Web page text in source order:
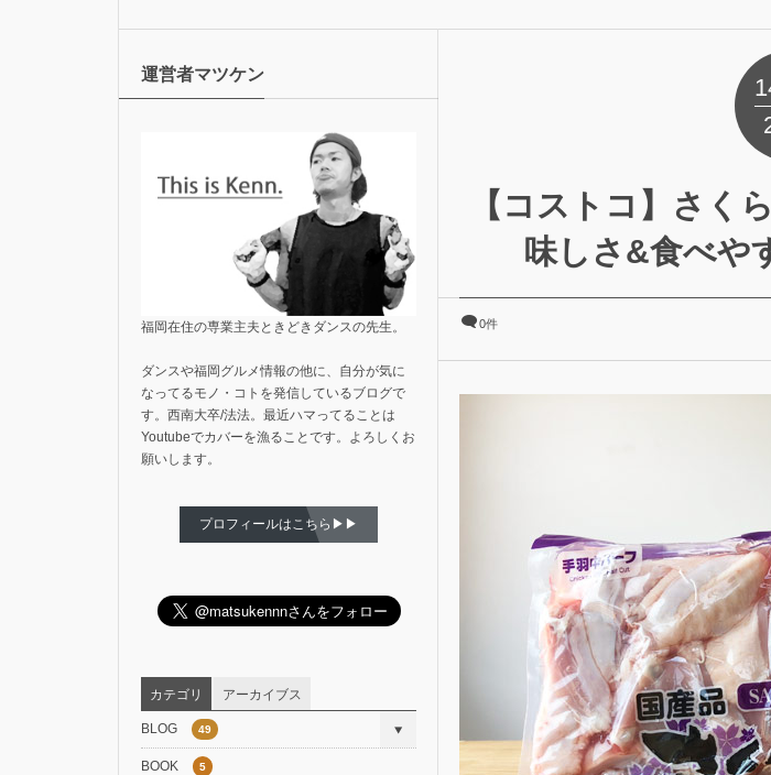
【コストコ】さく
味しさ&食べや
0件
運営者マツケン
福岡在住の専業主夫ときどきダンスの先生。
ダンスや福岡グルメ情報の他に、自分が気に
なってるモノ・コトを発信しているブログで
す。西南大卒/法法。最近ハマってることは
Youtubeでカバーを漁ることです。よろしくお
願いします。
プロフィールはこちら▶▶
カテゴリ アーカイブス
BLOG 49
BOOK 5